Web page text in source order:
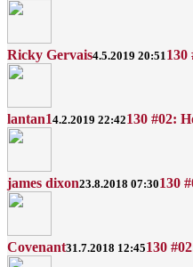
Ricky Gervais4.5.2019 20:51130
lantan14.2.2019 22:42130 #02:
james dixon23.8.2018 07:30130
Covenant31.7.2018 12:45130